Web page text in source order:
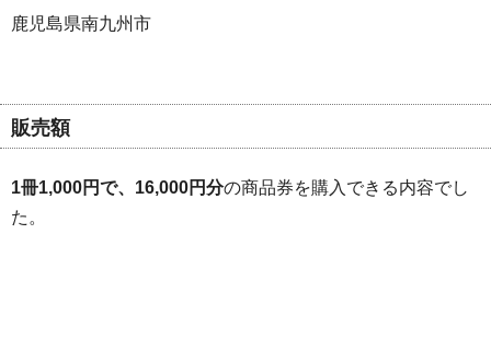
鹿児島県南九州市
販売額
1冊1,000円で、16,000円分の商品券を購入できる内容でし
た。